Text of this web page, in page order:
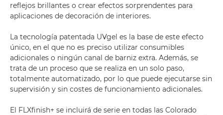
reflejos brillantes o crear efectos sorprendentes para
aplicaciones de decoración de interiores.
La tecnología patentada UVgel es la base de este efecto
único, en el que no es preciso utilizar consumibles
adicionales o ningún canal de barniz extra. Además, se
trata de un proceso que se realiza en un solo paso,
totalmente automatizado, por lo que puede ejecutarse sin
supervisión y sin costes de funcionamiento adicionales.
El FLXfinish+ se incluirá de serie en todas las Colorado